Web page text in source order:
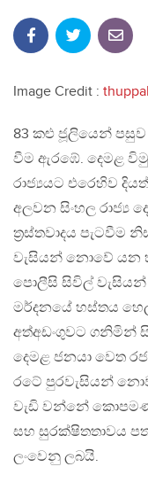
Image Credit :
83 කළු ජූලියෙන් පසුව
වීම ඇරඹේ. දෙමළ
රාජ්‍යයට එරෙහිව
අලවන සිංහල රාජ්‍ය
ත්‍රස්තවාදය පැටවීම
වැසියන් නොවේ යන
පොලීසි සිවිල්
මර්දනයේ හස්තය
අත්අඩංගුවට ගනිමින්
දෙමළ ජනයා වෙත
රටේ පුරවැසියන්
වැඩි වන්නේ
සහ සුරක්ෂිතතාවය
ලංවෙනු ලබයි.